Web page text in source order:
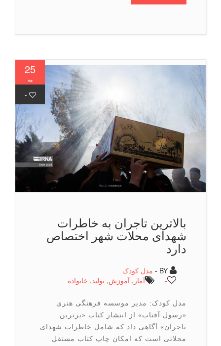
25
-
بالاترین تاجران به خاطرات
شهدای محلات شهر اختصاص
مدل کودک
آمار
آموزش ,تولید ,خانواده
مدل کودک: مدیر موسسه فرهنگی هنری
«رسول آفتاب» از انتشار کتاب «برترین
تاجران» آگاهی داد که شامل خاطرات شهدای
محلاتی است که امکان چاپ کتاب مستقل